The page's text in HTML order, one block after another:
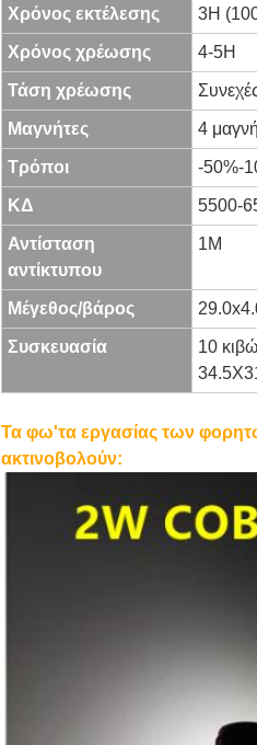
Χρόνος εκτέλεσης 3H
Χρόνος χρέωσης 4-5H
Τάση χρέωσης
Μαγνήτες 4
Τρόποι -50%-
ΚΔ 5500-
Αντίσταση
αντίκτυπου
1M
Μέγεθος/βάρος
Συσκευασία
10
Τα φω'τα εργασίας των
ακτινοβολούν: